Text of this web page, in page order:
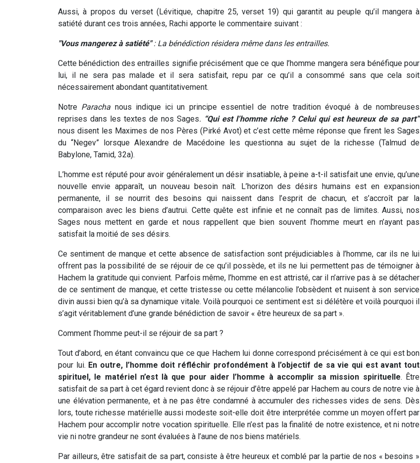
Aussi, à propos du verset (Lévitique, chapitre 25, verset 19) qui garantit au peuple qu’il mangera à
satiété durant ces trois années, Rachi apporte le commentaire suivant :
"Vous mangerez à satiété": La bénédiction résidera même dans les entrailles.
Cette bénédiction des entrailles signifie précisément que ce que l’homme mangera sera bénéfique pour
lui, il ne sera pas malade et il sera satisfait, repu par ce qu’il a consommé sans que cela soit
nécessairement abondant quantitativement.
Notre Paracha nous indique ici un principe essentiel de notre tradition évoqué à de nombreuses
reprises dans les textes de nos Sages. “Qui est l’homme riche ? Celui qui est heureux de sa part”
nous disent les Maximes de nos Pères (Pirké Avot) et c’est cette même réponse que firent les Sages
du “Negev” lorsque Alexandre de Macédoine les questionna au sujet de la richesse (Talmud de
Babylone, Tamid, 32a).
L’homme est réputé pour avoir généralement un désir insatiable, à peine a-t-il satisfait une envie, qu’une
nouvelle envie apparaît, un nouveau besoin naît. L’horizon des désirs humains est en expansion
permanente, il se nourrit des besoins qui naissent dans l’esprit de chacun, et s’accroît par la
comparaison avec les biens d’autrui. Cette quête est infinie et ne connaît pas de limites. Aussi, nos
Sages nous mettent en garde et nous rappellent que bien souvent l’homme meurt en n’ayant pas
satisfait la moitié de ses désirs.
Ce sentiment de manque et cette absence de satisfaction sont préjudiciables à l’homme, car ils ne lui
offrent pas la possibilité de se réjouir de ce qu’il possède, et ils ne lui permettent pas de témoigner à
Hachem la gratitude qui convient. Parfois même, l’homme en est attristé, car il n’arrive pas à se détacher
de ce sentiment de manque, et cette tristesse ou cette mélancolie l’obsèdent et nuisent à son service
divin aussi bien qu’à sa dynamique vitale. Voilà pourquoi ce sentiment est si délétère et voilà pourquoi il
s’agit véritablement d’une grande bénédiction de savoir « être heureux de sa part ».
Comment l’homme peut-il se réjouir de sa part ?
Tout d’abord, en étant convaincu que ce que Hachem lui donne correspond précisément à ce qui est bon
pour lui. En outre, l’homme doit réfléchir profondément à l’objectif de sa vie qui est avant tout
spirituel, le matériel n’est là que pour aider l’homme à accomplir sa mission spirituelle. Être
satisfait de sa part à cet égard revient donc à se réjouir d’être appelé par Hachem au cours de notre vie à
une élévation permanente, et à ne pas être condamné à accumuler des richesses vides de sens. Dès
lors, toute richesse matérielle aussi modeste soit-elle doit être interprétée comme un moyen offert par
Hachem pour accomplir notre vocation spirituelle. Elle n’est pas la finalité de notre existence, et ni notre
vie ni notre grandeur ne sont évaluées à l’aune de nos biens matériels.
Par ailleurs, être satisfait de sa part, consiste à être heureux et comblé par la partie de nos « besoins »